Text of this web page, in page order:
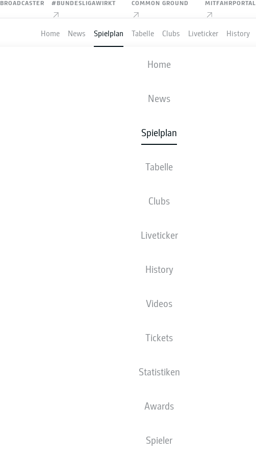
BROADCASTER #BUNDESLIGAWIRKT COMMON GROUND MITFAHRPORTAL
Home News Spielplan Tabelle Clubs Liveticker History
Home
News
Spielplan
Tabelle
Clubs
Liveticker
History
Videos
Tickets
Statistiken
Awards
Spieler
EINTRACHT FRANKFURT
AUFSTELLUNGEN
Fr., 16.04.2027 - So., 18.04.2027
Anzeige